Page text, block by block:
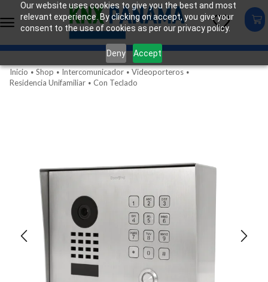
Our website uses cookies to give you the best and most
relevant experience. By clicking on accept, you give your
consent to the use of cookies as per our privacy policy.
Deny
Accept
Inicio • Shop • Intercomunicador • Videoporteros •
Residencia Unifamiliar • Con Teclado